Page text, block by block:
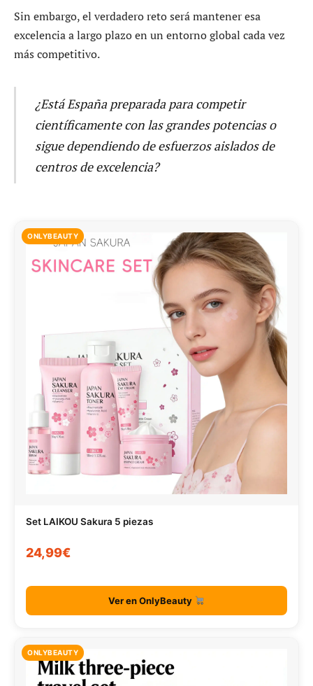
Sin embargo, el verdadero reto será mantener esa
excelencia a largo plazo en un entorno global cada vez
más competitivo.
¿Está España preparada para competir
científicamente con las grandes potencias o
sigue dependiendo de esfuerzos aislados de
centros de excelencia?
ONLYBEAUTY
Set LAIKOU Sakura 5 piezas
24,99€
Ver en OnlyBeauty
ONLYBEAUTY